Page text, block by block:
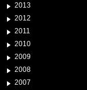
2013
2012
2011
2010
2009
2008
2007